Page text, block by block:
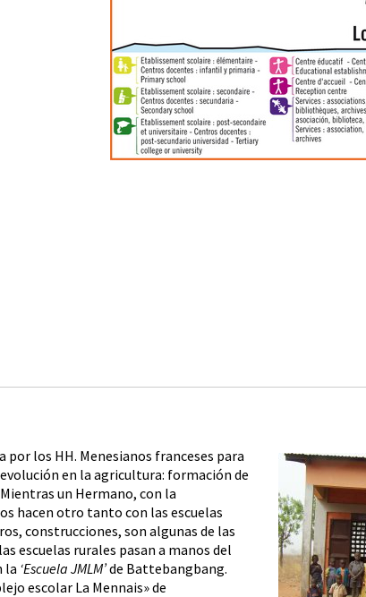
por los HH. Menesianos franceses para
en la agricultura: formación de
un Hermano, con la
hacen otro tanto con las escuelas
construcciones, son algunas de las
escuelas rurales pasan a manos del
la ‘Escuela JMLM’de Battebangbang.
escolar La Mennais» de